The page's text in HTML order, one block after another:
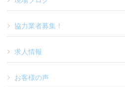
協力業者募集！
求人情報
お客様の声